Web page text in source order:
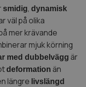
smidig, dynamisk
väl på olika
mer krävande
mjuk körning
med dubbelvägg är
deformation än
längre livslängd